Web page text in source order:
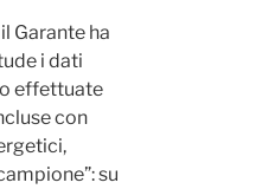
Garante ha
i dati
effettuate
con
su